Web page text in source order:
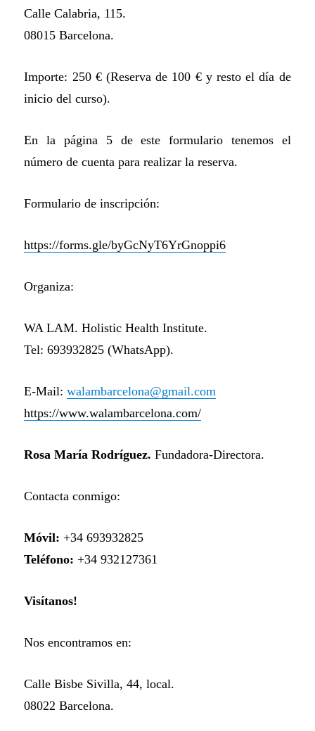
Calle Calabria, 115.
08015 Barcelona.
Importe: 250 € (Reserva de 100 € y resto el día de
inicio del curso).
En la página 5 de este formulario tenemos el
número de cuenta para realizar la reserva.
Formulario de inscripción:
https://forms.gle/byGcNyT6YrGnoppi6
Organiza:
WA LAM. Holistic Health Institute.
Tel: 693932825 (WhatsApp).
E-Mail:walambarcelona@gmail.com
https://www.walambarcelona.com/
Rosa María Rodríguez.Fundadora-Directora.
Contacta conmigo:
Móvil:+34 693932825
Teléfono:+34 932127361
Visítanos!
Nos encontramos en:
Calle Bisbe Sivilla, 44, local.
08022 Barcelona.